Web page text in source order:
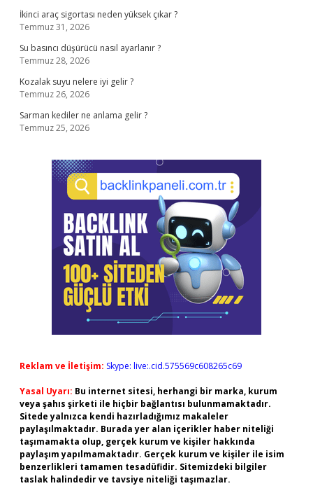
İkinci araç sigortası neden yüksek çıkar ?
Temmuz 31, 2026
Su basıncı düşürücü nasıl ayarlanır ?
Temmuz 28, 2026
Kozalak suyu nelere iyi gelir ?
Temmuz 26, 2026
Sarman kediler ne anlama gelir ?
Temmuz 25, 2026
Reklam ve İletişim: Skype: live:.cid.575569c608265c69
Yasal Uyarı: Bu internet sitesi, herhangi bir marka, kurum
veya şahıs şirketi ile hiçbir bağlantısı bulunmamaktadır.
Sitede yalnızca kendi hazırladığımız makaleler
paylaşılmaktadır. Burada yer alan içerikler haber niteliği
taşımamakta olup, gerçek kurum ve kişiler hakkında
paylaşım yapılmamaktadır. Gerçek kurum ve kişiler ile isim
benzerlikleri tamamen tesadüfidir. Sitemizdeki bilgiler
taslak halindedir ve tavsiye niteliği taşımazlar.